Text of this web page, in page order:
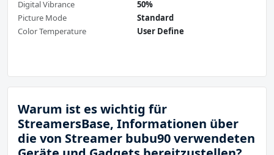
Digital Vibrance
50%
Picture Mode
Standard
Color Temperature
User Define
Warum ist es wichtig für
StreamersBase, Informationen über
die von Streamer bubu90 verwendeten